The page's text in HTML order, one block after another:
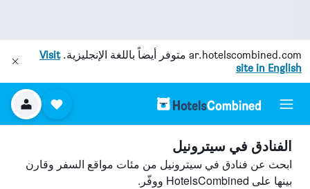
ar.hotelscombined.com متوفر أيضاً باللغة الإنجليزية.Visit
site in English
الفنادق في سيترونيل
ابحث عن فنادق في سيترونيل من مئات مواقع السفر وقارن
بينها على HotelsCombined ووفّر.